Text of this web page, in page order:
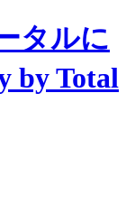
タルに
by Total